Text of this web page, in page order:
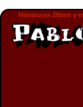
Miniaturas 28mm y